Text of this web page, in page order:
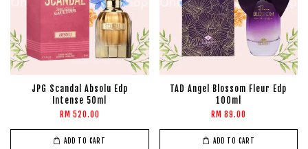
JPG Scandal Absolu Edp
Intense 50ml
RM 520.00
ADD TO CART
TAD Angel Blossom Fleur Edp
100ml
RM 89.00
ADD TO CART